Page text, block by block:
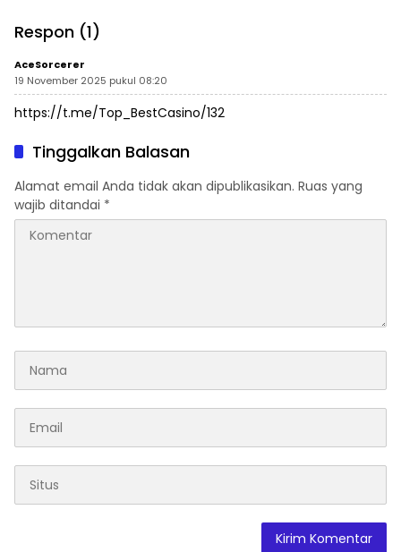
Legokjawa
Respon (1)
AceSorcerer
19 November 2025 pukul 08:20
https://t.me/Top_BestCasino/132
Tinggalkan Balasan
Alamat email Anda tidak akan dipublikasikan. Ruas yang
wajib ditandai *